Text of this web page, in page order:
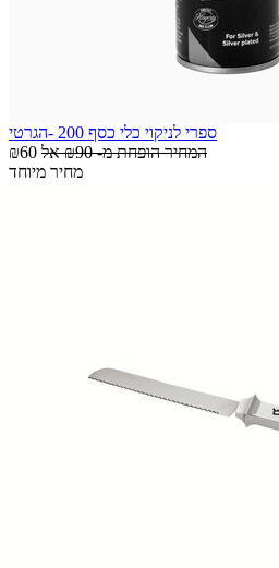
ספרי לניקוי כלי כסף 200 -הגרטי
₪60
המחיר הופחת מ-₪90 אל
מחיר מיוחד